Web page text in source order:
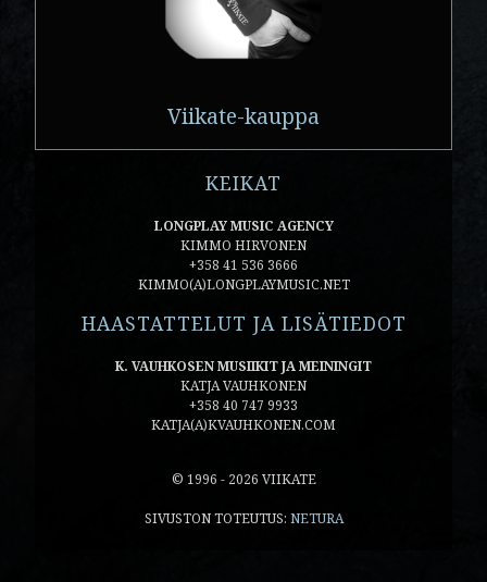
Viikate-kauppa
KEIKAT
LONGPLAY MUSIC AGENCY
KIMMO HIRVONEN
+358 41 536 3666
KIMMO(A)LONGPLAYMUSIC.NET
HAASTATTELUT JA LISÄTIEDOT
K. VAUHKOSEN MUSIIKIT JA MEININGIT
KATJA VAUHKONEN
+358 40 747 9933
KATJA(A)KVAUHKONEN.COM
© 1996 - 2026 VIIKATE
SIVUSTON TOTEUTUS: NETURA